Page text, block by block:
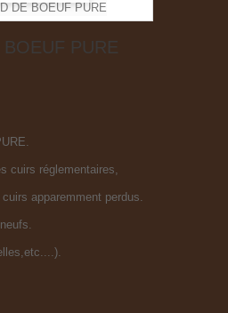
PURE
cuirs réglementaires,
apparemment perdus.